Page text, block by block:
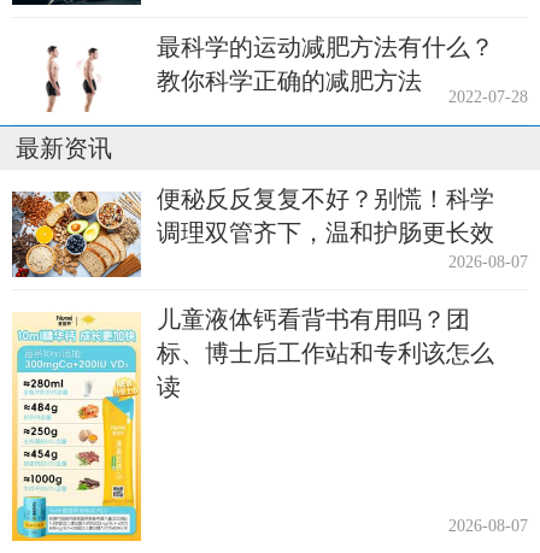
最科学的运动减肥方法有什么？
教你科学正确的减肥方法
2022-07-28
最新资讯
便秘反反复复不好？别慌！科学
调理双管齐下，温和护肠更长效
2026-08-07
儿童液体钙看背书有用吗？团
标、博士后工作站和专利该怎么
读
2026-08-07